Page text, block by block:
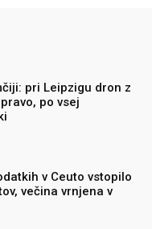
pri Leipzigu dron z
po vsej
v Ceuto vstopilo
večina vrnjena v